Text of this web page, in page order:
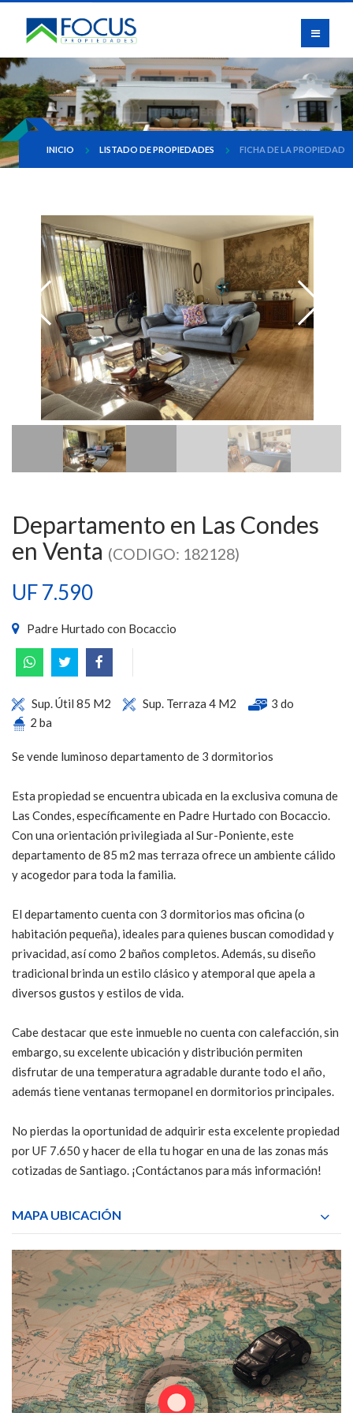
INICIO LISTADO DE PROPIEDADES FICHA DE LA PROPIEDAD
Departamento en Las Condes
en Venta (CODIGO: 182128)
UF 7.590
Padre Hurtado con Bocaccio
Sup. Útil 85 M2 Sup. Terraza 4 M2
3 do
2 ba
Se vende luminoso departamento de 3 dormitorios
Esta propiedad se encuentra ubicada en la exclusiva comuna de
Las Condes, específicamente en Padre Hurtado con Bocaccio.
Con una orientación privilegiada al Sur-Poniente, este
departamento de 85 m2 mas terraza ofrece un ambiente cálido
y acogedor para toda la familia.
El departamento cuenta con 3 dormitorios mas oficina (o
habitación pequeña), ideales para quienes buscan comodidad y
privacidad, así como 2 baños completos. Además, su diseño
tradicional brinda un estilo clásico y atemporal que apela a
diversos gustos y estilos de vida.
Cabe destacar que este inmueble no cuenta con calefacción, sin
embargo, su excelente ubicación y distribución permiten
disfrutar de una temperatura agradable durante todo el año,
además tiene ventanas termopanel en dormitorios principales.
No pierdas la oportunidad de adquirir esta excelente propiedad
por UF 7.650 y hacer de ella tu hogar en una de las zonas más
cotizadas de Santiago. ¡Contáctanos para más información!
MAPA UBICACIÓN